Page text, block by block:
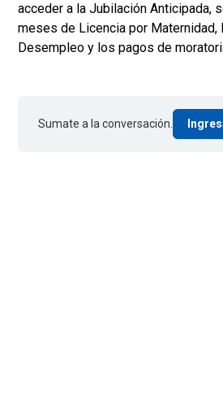
acceder a la Jubilación Anticipada,
meses de Licencia por Maternidad,
Desempleo y los pagos de
Sumate a la conversación.